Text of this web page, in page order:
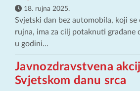
18. rujna 2025.
Svjetski dan bez automobila, koji se
rujna, ima za cilj potaknuti građane
u godini...
Javnozdravstvena
Svjetskom danu srca